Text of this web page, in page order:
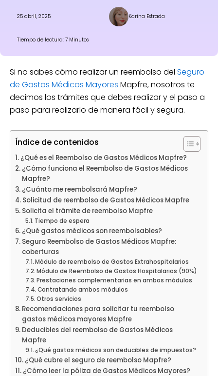
25 abril, 2025 Karina Estrada
Tiempo de lectura: 7 Minutos
Si no sabes cómo realizar un reembolso del Seguro
de Gastos Médicos Mayores Mapfre, nosotros te
decimos los trámites que debes realizar y el paso a
paso para realizarlo de manera fácil y segura.
Índice de contenidos
¿Qué es el Reembolso de Gastos Médicos Mapfre?
¿Cómo funciona el Reembolso de Gastos Médicos
Mapfre?
¿Cuánto me reembolsará Mapfre?
Solicitud de reembolso de Gastos Médicos Mapfre
Solicita el trámite de reembolso Mapfre
Tiempo de espera
¿Qué gastos médicos son reembolsables?
Seguro Reembolso de Gastos Médicos Mapfre:
coberturas
Módulo de reembolso de Gastos Extrahospitalarios
Módulo de Reembolso de Gastos Hospitalarios (90%)
Prestaciones complementarias en ambos módulos
Contratando ambos módulos
Otros servicios
Recomendaciones para solicitar tu reembolso
gastos médicos mayores Mapfre
Deducibles del reembolso de Gastos Médicos
Mapfre
¿Qué gastos médicos son deducibles de impuestos?
¿Qué cubre el seguro de reembolso Mapfre?
¿Cómo leer la póliza de Gastos Médicos Mayores?